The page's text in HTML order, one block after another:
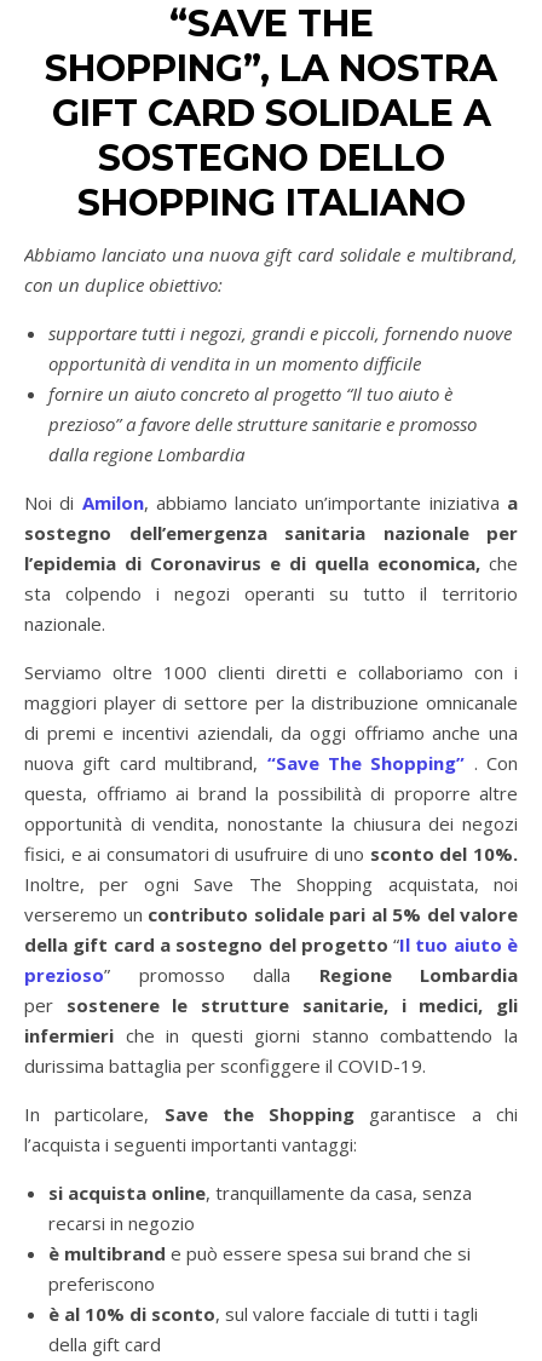
“SAVE THE
SHOPPING”, LA NOSTRA
GIFT CARD SOLIDALE A
SOSTEGNO DELLO
SHOPPING ITALIANO
Abbiamo lanciato una nuova gift card solidale e multibrand,
con un duplice obiettivo:
supportare tutti i negozi, grandi e piccoli, fornendo nuove
opportunità di vendita in un momento difficile
fornire un aiuto concreto al progetto “Il tuo aiuto è
prezioso” a favore delle strutture sanitarie e promosso
dalla regione Lombardia
Noi di Amilon, abbiamo lanciato un’importante iniziativa a
sostegno dell’emergenza sanitaria nazionale per
l’epidemia di Coronavirus e di quella economica, che
sta colpendo i negozi operanti su tutto il territorio
nazionale.
Serviamo oltre 1000 clienti diretti e collaboriamo con i
maggiori player di settore per la distribuzione omnicanale
di premi e incentivi aziendali, da oggi offriamo anche una
nuova gift card multibrand, “Save The Shopping” . Con
questa, offriamo ai brand la possibilità di proporre altre
opportunità di vendita, nonostante la chiusura dei negozi
fisici, e ai consumatori di usufruire di uno sconto del 10%.
Inoltre, per ogni Save The Shopping acquistata, noi
verseremo un contributo solidale pari al 5% del valore
della gift card a sostegno del progetto “Il tuo aiuto è
prezioso” promosso dalla Regione Lombardia
per sostenere le strutture sanitarie, i medici, gli
infermieri che in questi giorni stanno combattendo la
durissima battaglia per sconfiggere il COVID-19.
In particolare, Save the Shopping garantisce a chi
l’acquista i seguenti importanti vantaggi:
si acquista online, tranquillamente da casa, senza
recarsi in negozio
è multibrand e può essere spesa sui brand che si
preferiscono
è al 10% di sconto, sul valore facciale di tutti i tagli
della gift card